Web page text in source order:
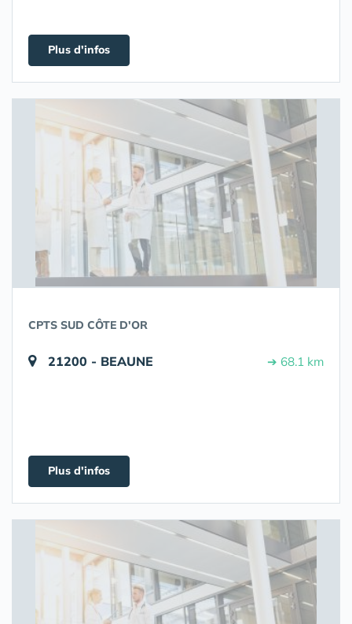
Plus d'infos
CPTS SUD CÔTE D'OR
21200 - BEAUNE ➔ 68.1 km
Plus d'infos